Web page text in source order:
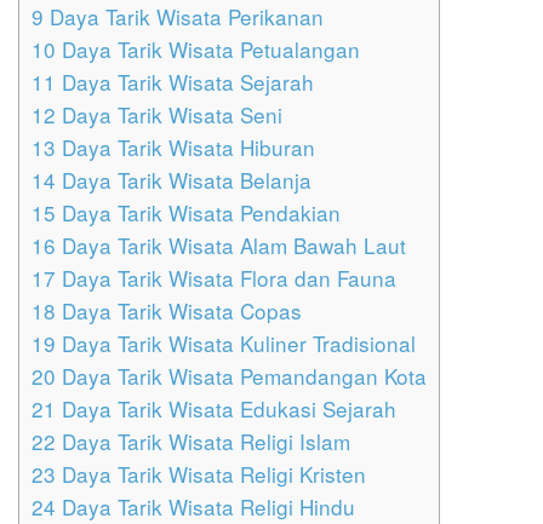
9 Daya Tarik Wisata Perikanan
10 Daya Tarik Wisata Petualangan
11 Daya Tarik Wisata Sejarah
12 Daya Tarik Wisata Seni
13 Daya Tarik Wisata Hiburan
14 Daya Tarik Wisata Belanja
15 Daya Tarik Wisata Pendakian
16 Daya Tarik Wisata Alam Bawah Laut
17 Daya Tarik Wisata Flora dan Fauna
18 Daya Tarik Wisata Copas
19 Daya Tarik Wisata Kuliner Tradisional
20 Daya Tarik Wisata Pemandangan Kota
21 Daya Tarik Wisata Edukasi Sejarah
22 Daya Tarik Wisata Religi Islam
23 Daya Tarik Wisata Religi Kristen
24 Daya Tarik Wisata Religi Hindu